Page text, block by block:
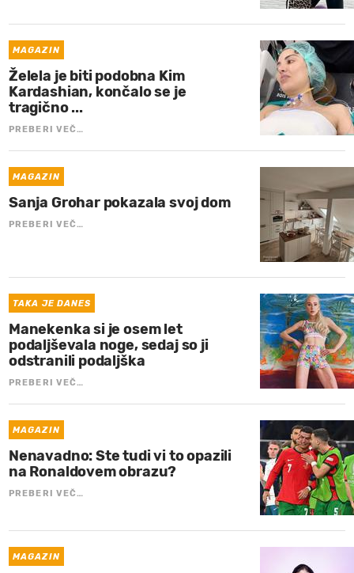
MAGAZIN
Želela je biti podobna Kim
Kardashian, končalo se je
tragično ...
PREBERI VEČ…
MAGAZIN
Sanja Grohar pokazala svoj dom
PREBERI VEČ…
TAKA JE DANES
Manekenka si je osem let
podaljševala noge, sedaj so ji
odstranili podaljška
PREBERI VEČ…
MAGAZIN
Nenavadno: Ste tudi vi to opazili
na Ronaldovem obrazu?
PREBERI VEČ…
MAGAZIN